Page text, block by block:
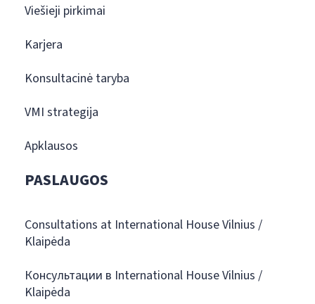
Viešieji pirkimai
Karjera
Konsultacinė taryba
VMI strategija
Apklausos
PASLAUGOS
Consultations at International House Vilnius /
Klaipėda
Консультации в International House Vilnius /
Klaipėda